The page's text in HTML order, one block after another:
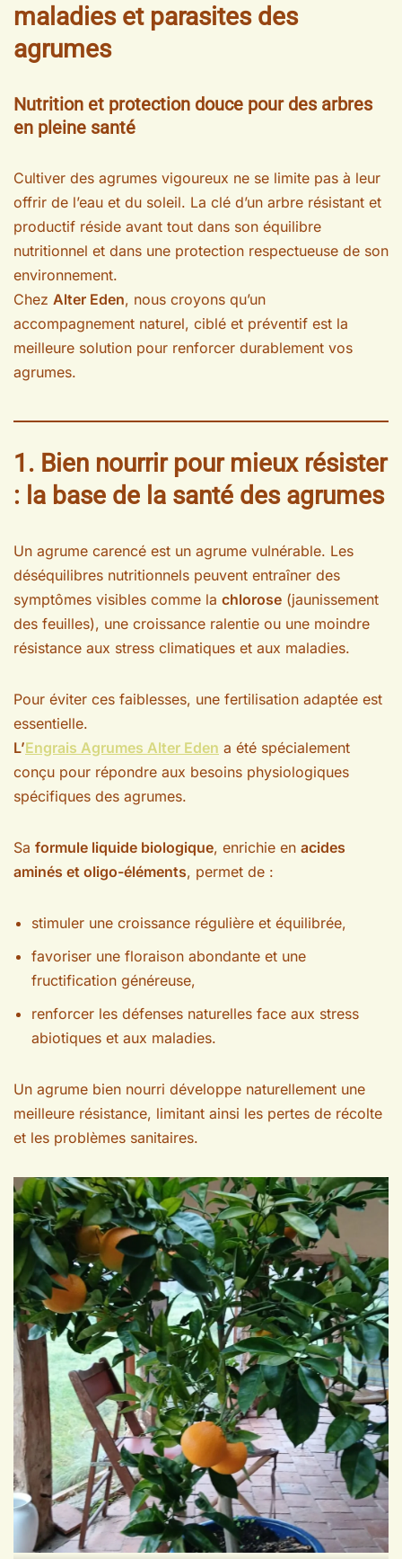
maladies et parasites des
agrumes
Nutrition et protection douce pour des arbres
en pleine santé
Cultiver des agrumes vigoureux ne se limite pas à leur
offrir de l’eau et du soleil. La clé d’un arbre résistant et
productif réside avant tout dans son équilibre
nutritionnel et dans une protection respectueuse de son
environnement.
Chez Alter Eden, nous croyons qu’un
accompagnement naturel, ciblé et préventif est la
meilleure solution pour renforcer durablement vos
agrumes.
1. Bien nourrir pour mieux résister
: la base de la santé des agrumes
Un agrume carencé est un agrume vulnérable. Les
déséquilibres nutritionnels peuvent entraîner des
symptômes visibles comme la chlorose (jaunissement
des feuilles), une croissance ralentie ou une moindre
résistance aux stress climatiques et aux maladies.
Pour éviter ces faiblesses, une fertilisation adaptée est
essentielle.
L’Engrais Agrumes Alter Eden a été spécialement
conçu pour répondre aux besoins physiologiques
spécifiques des agrumes.
Sa formule liquide biologique, enrichie en acides
aminés et oligo-éléments, permet de :
stimuler une croissance régulière et équilibrée,
favoriser une floraison abondante et une
fructification généreuse,
renforcer les défenses naturelles face aux stress
abiotiques et aux maladies.
Un agrume bien nourri développe naturellement une
meilleure résistance, limitant ainsi les pertes de récolte
et les problèmes sanitaires.